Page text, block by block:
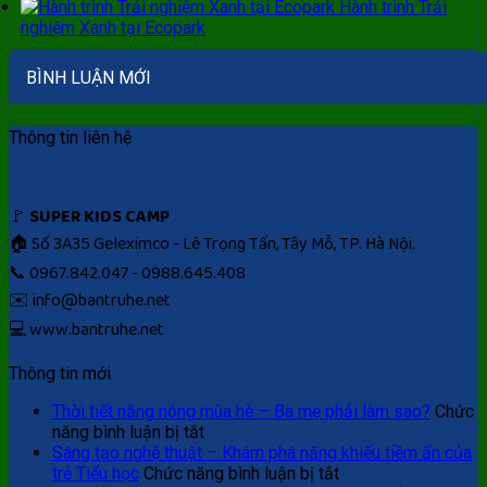
Mẹ
nên
Hành trình Trải
nghiệm Xanh tại Ecopark
BÌNH LUẬN MỚI
Thông tin liên hệ
🚩 SUPER KIDS CAMP
🏠 Số 3A35 Geleximco - Lê Trọng Tấn, Tây Mỗ, TP. Hà Nội.
📞 0967.842.047 - 0988.645.408
✉️ info@bantruhe.net
💻 www.bantruhe.net
Thông tin mới
Thời tiết nắng nóng mùa hè – Ba mẹ phải làm sao? Chức
năng bình luận bị tắtở
Thời
tiết
Sáng tạo nghệ thuật – Khám phá năng khiếu tiềm ẩn của
trẻ Tiểu học Chức năng bình luận bị tắtở